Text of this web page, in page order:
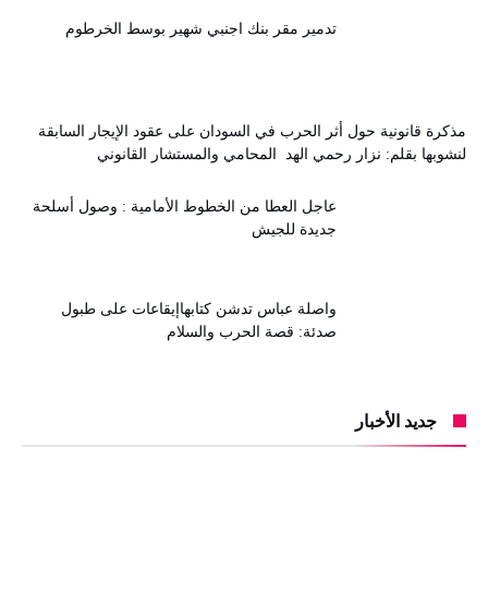
تدمير مقر بنك اجنبي شهير بوسط الخرطوم
مذكرة قانونية حول أثر الحرب في السودان على عقود الإيجار السابقة
لنشوبها بقلم: نزار رحمي الهد المحامي والمستشار القانوني
عاجل العطا من الخطوط الأمامية : وصول أسلحة
جديدة للجيش
واصلة عباس تدشن كتابهاإيقاعات على طبول
صدئة: قصة الحرب والسلام
جديد الأخبار